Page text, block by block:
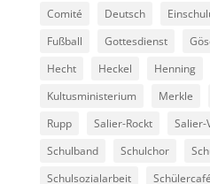
Comité
Deutsch
Fußball
Gottesdienst
Hecht
Heckel Henning
Kultusministerium
Merkle
Rupp
Salier-Rockt Salier-
Schulband
Schulchor
Schulsozialarbeit
Schülercafé